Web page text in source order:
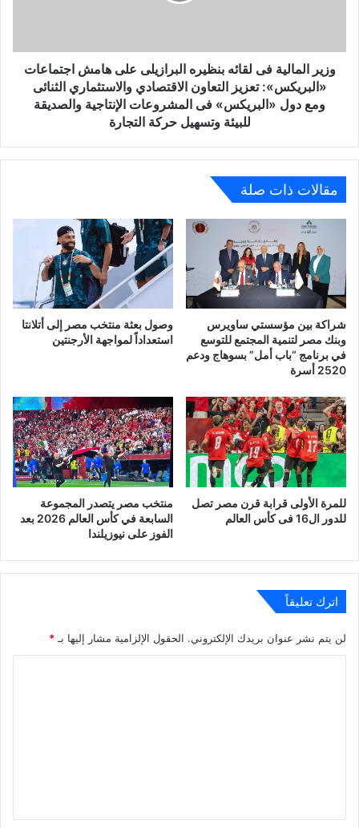
اجتماعات
«البريكس»:
تعزيز
الثنائى
«البريكس»
فى
المشروعات
الإنتاجية
والصديقة
للبيئة
وتسهيل
حركة
التجارة
وزير المالية فى لقائه بنظيره البرازيلى على هامش اجتماعات
«البريكس»: تعزيز التعاون الاقتصادي والاستثماري الثنائى
ومع دول «البريكس» فى المشروعات الإنتاجية والصديقة
للبيئة وتسهيل حركة التجارة
مقالات ذات صلة
شراكة بين مؤسستي ساويرس
وبنك مصر لتنمية المجتمع للتوسع
في برنامج “باب أمل” بسوهاج ودعم
2520 أسرة
وصول بعثة منتخب مصر إلى أتلانتا
استعداداً لمواجهة الأرجنتين
للمرة الأولى قرابة قرن مصر تصل
للدور ال16 فى كأس العالم
منتخب مصر يتصدر المجموعة
السابعة في كأس العالم 2026 بعد
الفوز على نيوزيلندا
اترك تعليقاً
لن يتم نشر عنوان بريدك الإلكتروني. الحقول الإلزامية مشار إليها بـ*